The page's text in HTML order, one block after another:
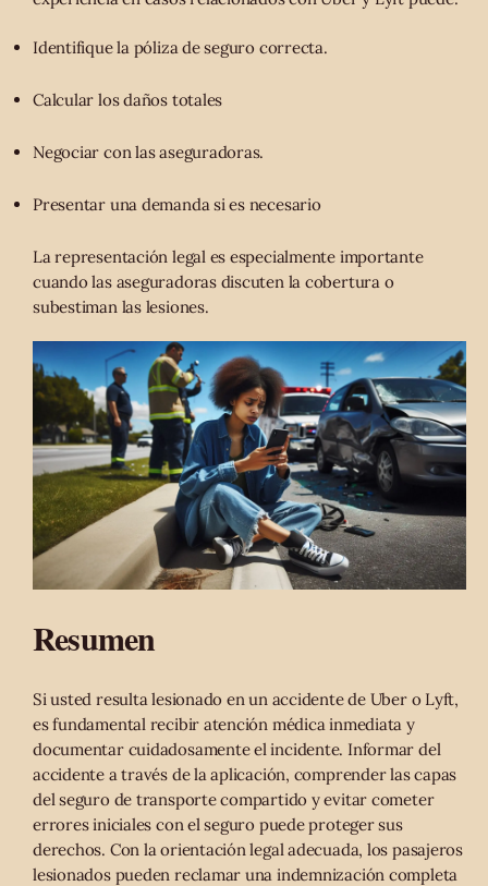
Identifique la póliza de seguro correcta.
Calcular los daños totales
Negociar con las aseguradoras.
Presentar una demanda si es necesario
La representación legal es especialmente importante
cuando las aseguradoras discuten la cobertura o
subestiman las lesiones.
Resumen
Si usted resulta lesionado en un accidente de Uber o Lyft,
es fundamental recibir atención médica inmediata y
documentar cuidadosamente el incidente. Informar del
accidente a través de la aplicación, comprender las capas
del seguro de transporte compartido y evitar cometer
errores iniciales con el seguro puede proteger sus
derechos. Con la orientación legal adecuada, los pasajeros
lesionados pueden reclamar una indemnización completa